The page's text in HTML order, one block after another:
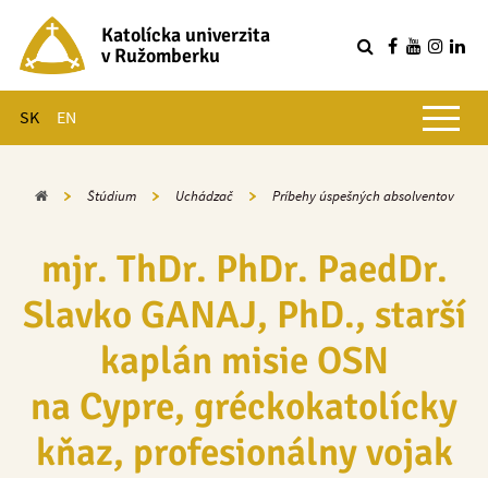
Katolícka univerzita
v Ružomberku
SK EN
Hlavné menu
DomovŠtúdium Uchádzač Príbehy úspešných absolventov
mjr. ThDr. PhDr. PaedDr.
Slavko GANAJ, PhD., starší
kaplán misie OSN
na Cypre, gréckokatolícky
kňaz, profesionálny vojak